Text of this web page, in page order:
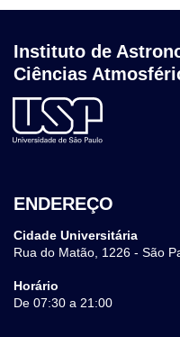
Instituto de
Ciências
ENDEREÇO
Cidade Universitária
Rua do Matão, 1226 - São
Horário
De 07:30 a 21:00